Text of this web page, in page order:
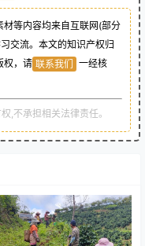
等内容均来自互联网(部分
交流。本文的知识产权归
权，请 联系我们
一经核
,不承担相关法律责任。